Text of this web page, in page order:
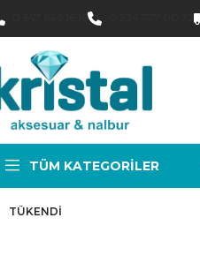
TÜM KATEGORILER
TÜKENDI